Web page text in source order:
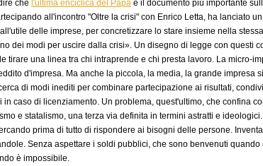
che l'ultima enciclica del Papa è il documento più importante
all'incontro "Oltre la crisi" con Enrico Letta, ha lanciato
delle imprese, per concretizzare lo stare insieme nella
dei modi per uscire dalla crisi». Un disegno di legge con questi
tirare una linea tra chi intraprende e chi presta lavoro. La micro-
d'impresa. Ma anche la piccola, la media, la grande impresa
di modi inediti per combinare partecipazione ai risultati,
caso di licenziamento. Un problema, quest'ultimo, che confina
e statalismo, una terza via definita in termini astratti e
prima di tutto di rispondere ai bisogni delle persone.
Senza aspettare i soldi pubblici, che sono benvenuti
è impossibile.